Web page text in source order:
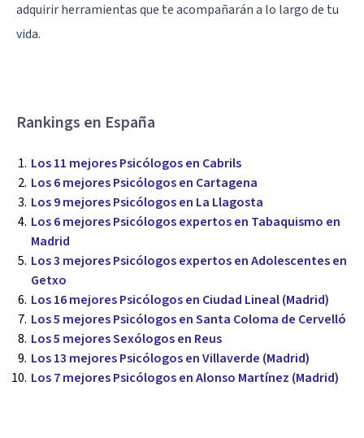
adquirir herramientas que te acompañarán a lo largo de tu
vida.
Rankings en España
Los 11 mejores Psicólogos en Cabrils
Los 6 mejores Psicólogos en Cartagena
Los 9 mejores Psicólogos en La Llagosta
Los 6 mejores Psicólogos expertos en Tabaquismo en
Madrid
Los 3 mejores Psicólogos expertos en Adolescentes en
Getxo
Los 16 mejores Psicólogos en Ciudad Lineal (Madrid)
Los 5 mejores Psicólogos en Santa Coloma de Cervelló
Los 5 mejores Sexólogos en Reus
Los 13 mejores Psicólogos en Villaverde (Madrid)
Los 7 mejores Psicólogos en Alonso Martínez (Madrid)